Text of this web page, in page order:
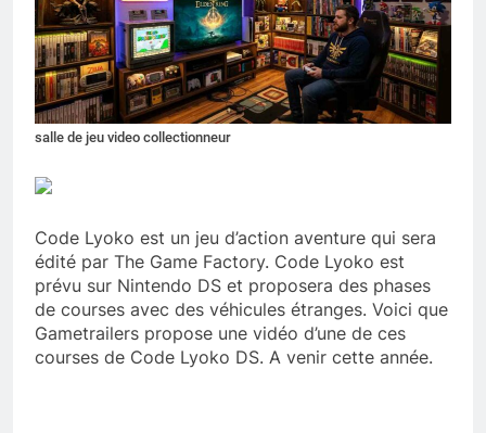
salle de jeu video collectionneur
Code Lyoko est un jeu d’action aventure qui sera
édité par The Game Factory. Code Lyoko est
prévu sur Nintendo DS et proposera des phases
de courses avec des véhicules étranges. Voici que
Gametrailers propose une vidéo d’une de ces
courses de Code Lyoko DS. A venir cette année.